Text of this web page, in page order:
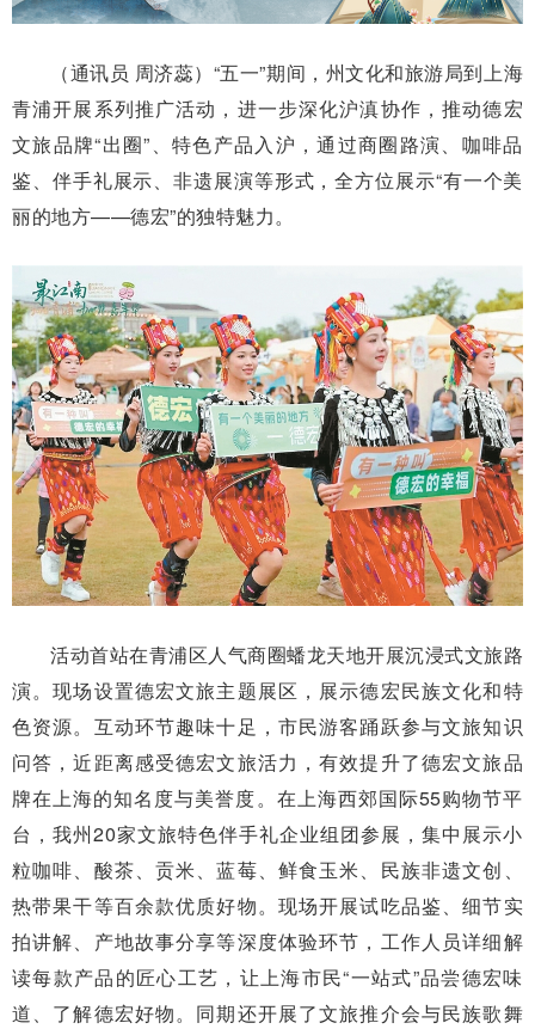
（通讯员 周济蕊）“五一”期间，州文化和旅游局到上海
青浦开展系列推广活动，进一步深化沪滇协作，推动德宏
文旅品牌“出圈”、特色产品入沪，通过商圈路演、咖啡品
鉴、伴手礼展示、非遗展演等形式，全方位展示“有一个美
丽的地方——德宏”的独特魅力。
活动首站在青浦区人气商圈蟠龙天地开展沉浸式文旅路
演。现场设置德宏文旅主题展区，展示德宏民族文化和特
色资源。互动环节趣味十足，市民游客踊跃参与文旅知识
问答，近距离感受德宏文旅活力，有效提升了德宏文旅品
牌在上海的知名度与美誉度。在上海西郊国际55购物节平
台，我州20家文旅特色伴手礼企业组团参展，集中展示小
粒咖啡、酸茶、贡米、蓝莓、鲜食玉米、民族非遗文创、
热带果干等百余款优质好物。现场开展试吃品鉴、细节实
拍讲解、产地故事分享等深度体验环节，工作人员详细解
读每款产品的匠心工艺，让上海市民“一站式”品尝德宏味
道、了解德宏好物。同期还开展了文旅推介会与民族歌舞